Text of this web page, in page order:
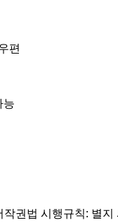
편
능
작권법 시행규칙: 별지